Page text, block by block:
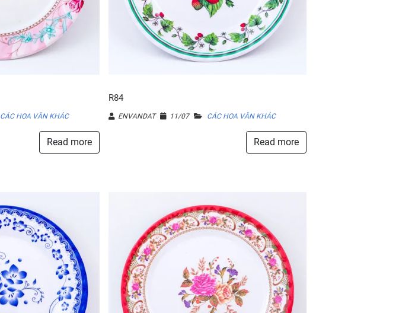
CÁC HOA VĂN KHÁC
Read more
R84
ENVANDAT 11/07 CÁC HOA VĂN KHÁC
Read more